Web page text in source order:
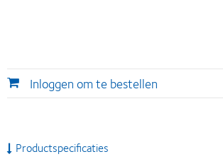
Inloggen om te bestellen
Productspecificaties